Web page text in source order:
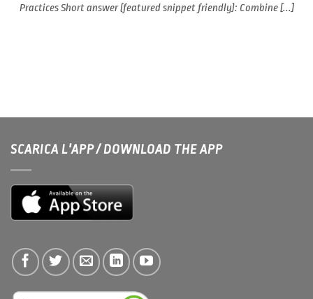
Practices Short answer (featured snippet friendly): Combine [...]
SCARICA L'APP / DOWNLOAD THE APP